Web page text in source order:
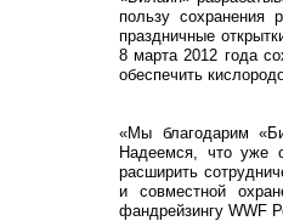
пользу сохранения
праздничные
8 марта 2012 года
обеспечить
«Мы благодарим
Надеемся, что уже
расширить
и совместной
фандрейзингу WWF